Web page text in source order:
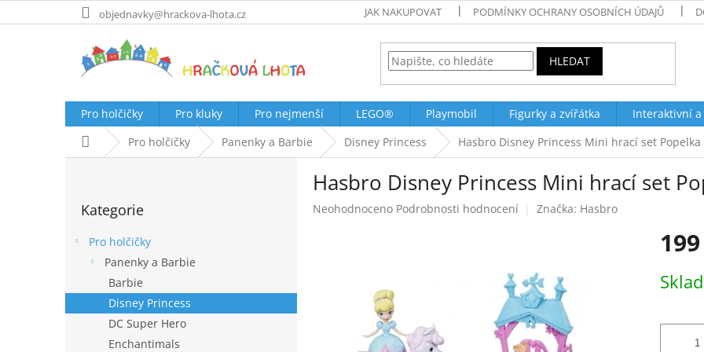
na
objednavky@hrackova-lhota.cz JAK NAKUPOVAT PODMÍNKY OCHRANY OSOBNÍCH ÚDAJŮ
HLEDAT
Pro holčičky Pro kluky Pro nejmenší LEGO® Playmobil Figurky a zvířátka Interaktivní a
Domů Pro holčičky Panenky a Barbie Disney Princess Hasbro Disney Princess Mini hrací set
kategorie
Kategorie
Pro holčičky
Panenky a Barbie
Barbie
Disney Princess
DC Super Hero
Enchantimals
Hasbro Disney Princess Mini hrací set
Průměrné
Neohodnoceno Podrobnosti hodnocení Značka: Hasbro
cena: